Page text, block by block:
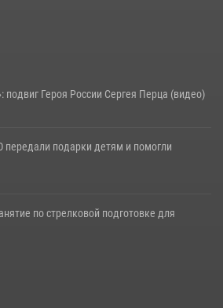
подвиг Героя России Сергея Перца (видео)
передали подарки детям и помогли
по стрелковой подготовке для